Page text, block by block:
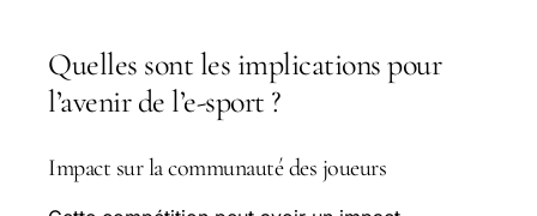
Quelles sont les implications pour
l’avenir de l’e-sport ?
Impact sur la communauté des joueurs